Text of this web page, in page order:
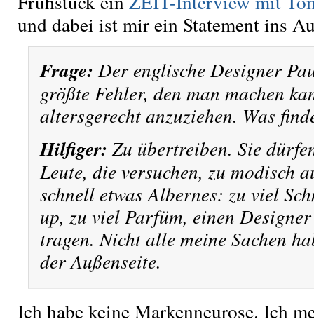
und dabei ist mir ein Statement ins
Frage: Der englische Designer
größte Fehler, den man machen
altersgerecht anzuziehen. Was
Hilfiger: Zu übertreiben. Sie
Leute, die versuchen, zu modisch
schnell etwas Albernes: zu viel
up, zu viel Parfüm, einen
tragen. Nicht alle meine Sachen
der Außenseite.
Ich habe keine Markenneurose. Ich